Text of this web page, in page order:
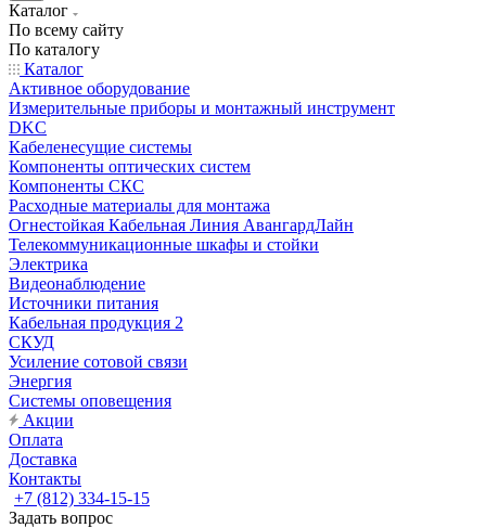
Каталог
По всему сайту
По каталогу
Каталог
Активное оборудование
Измерительные приборы и монтажный инструмент
DKC
Кабеленесущие системы
Компоненты оптических систем
Компоненты СКС
Расходные материалы для монтажа
Огнестойкая Кабельная Линия АвангардЛайн
Телекоммуникационные шкафы и стойки
Электрика
Видеонаблюдение
Источники питания
Кабельная продукция 2
СКУД
Усиление сотовой связи
Энергия
Системы оповещения
Акции
Оплата
Доставка
Контакты
+7 (812) 334-15-15
Задать вопрос